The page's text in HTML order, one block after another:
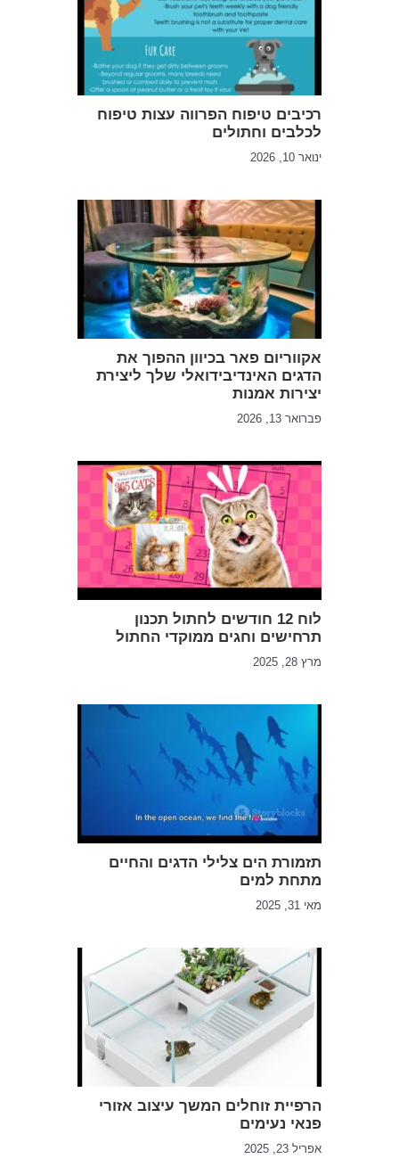
רכיבים טיפוח הפרווה עצות טיפוח
לכלבים וחתולים
ינואר 10, 2026
אקווריום פאר בכיוון ההפוך את
הדגים האינדיבידואלי שלך ליצירת
יצירות אמנות
פברואר 13, 2026
לוח 12 חודשים לחתול תכנון
תרחישים וחגים ממוקדי החתול
מרץ 28, 2025
תזמורת הים ​​צלילי הדגים והחיים
מתחת למים
מאי 31, 2025
הרפיית זוחלים המשך עיצוב אזורי
פנאי נעימים
אפריל 23, 2025